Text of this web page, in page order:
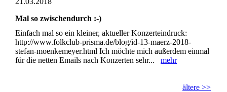
Mal so zwischendurch :-)
Einfach mal so ein kleiner, aktueller Konzerteindruck:
http://www.folkclub-prisma.de/blog/id-13-maerz-2018-
stefan-moenkemeyer.html Ich möchte mich außerdem einmal
für die netten Emails nach Konzerten sehr... mehr
ältere >>